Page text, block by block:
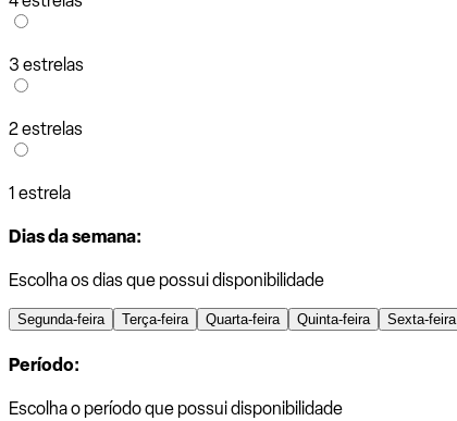
3 estrelas
2 estrelas
1 estrela
Dias da semana:
Escolha os dias que possui disponibilidade
Segunda-feira Terça-feira Quarta-feira Quinta-feira Sexta-feira
Período:
Escolha o período que possui disponibilidade